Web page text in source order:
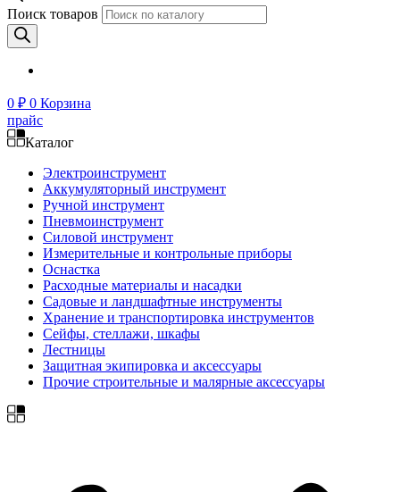
Поиск товаров
0 ₽ 0 Корзина
прайс
Каталог
Электроинструмент
Аккумуляторный инструмент
Ручной инструмент
Пневмоинструмент
Силовой инструмент
Измерительные и контрольные приборы
Оснастка
Расходные материалы и насадки
Садовые и ландшафтные инструменты
Хранение и транспортировка инструментов
Сейфы, стеллажи, шкафы
Лестницы
Защитная экипировка и аксессуары
Прочие строительные и малярные аксессуары